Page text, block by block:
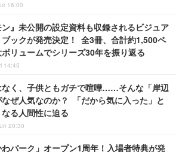
16:00
ン』未公開の設定資料も収録されるビジュア
ブックが発売決定！ 全3冊、合計約1,500ペ
ボリュームでシリーズ30年を振り返る
14:45
なく、子供ともガチで喧嘩……そんな「岸辺
なぜ人気なのか？ 「だから気に入った」と
る人間性に迫る
20:30
わパーク」オープン1周年！入場者特典が発